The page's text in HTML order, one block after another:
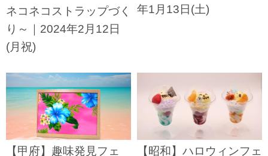
ネコネコストラップづく
り～｜2024年2月12日
(月祝)
年1月13日(土)
【甲府】趣味発見フェ 【昭和】ハロウィンフェ